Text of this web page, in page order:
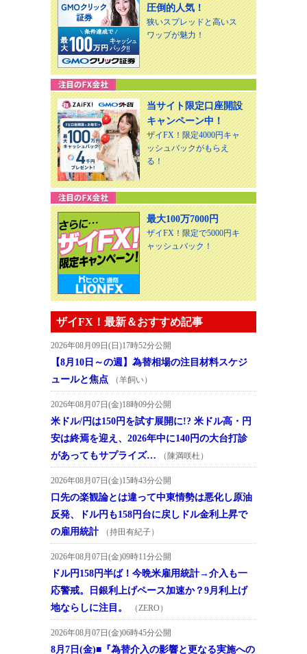
圧倒的人気！
狭いスプレッドと高いス
ワップが魅力！
当サイト限定口座開設
キャンペーン中！
ザイFX！限定4000円キャ
ッシュバックがもらえ
る！
最大100万7000円
ザイFX！限定で5000円キ
ャッシュバック！
ザイFX！最新＆おすすめ記事
2026年08月09日(日)17時52分公開
【8月10日～の週】為替相場の注目材料スケジ
ュールと焦点
（羊飼い）
2026年08月07日(金)18時09分公開
米ドル/円は150円を試す展開に!? 米ドル高・円
安は終焉を迎え、2026年中に140円の大台打診
があってもサプライズ…
（陳満咲杜）
2026年08月07日(金)15時43分公開
口先の楽観論とは違って中東情勢は悪化し原油
反発、ドル円も158円台に戻しドル金利上昇で
の雇用統計
（持田有紀子）
2026年08月07日(金)09時11分公開
ドル円158円半ば！今晩米雇用統計→介入も一
応警戒。日銀利上げペース加速か？9月利上げ
地ならしに注目。
（ZERO）
2026年08月07日(金)06時45分公開
8月7日(金)■『為替介入の影響と更なる実施への